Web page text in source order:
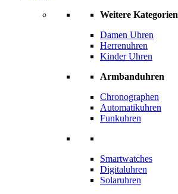
Weitere Kategorien
Damen Uhren
Herrenuhren
Kinder Uhren
Armbanduhren
Chronographen
Automatikuhren
Funkuhren
Smartwatches
Digitaluhren
Solaruhren